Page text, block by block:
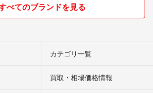
べてのブランドを見る
カテゴリ一覧
買取・相場価格情報